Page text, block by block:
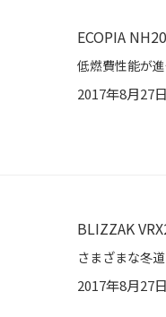
ECOPIA
2017年8月27日
BLIZZAK
2017年8月27日